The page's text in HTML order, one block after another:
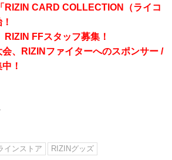
CARD COLLECTION（ライコ
FFスタッフ募集！
、RIZINファイターへのスポンサー /
！
インストア
RIZINグッズ